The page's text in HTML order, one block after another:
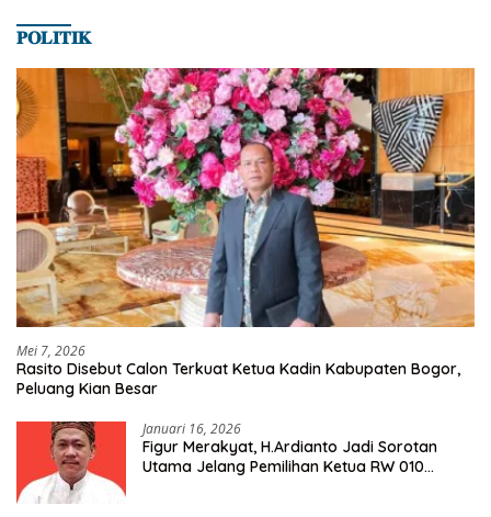
𝐏𝐎𝐋𝐈𝐓𝐈𝐊
Mei 7, 2026
Rasito Disebut Calon Terkuat Ketua Kadin Kabupaten Bogor,
Peluang Kian Besar
Januari 16, 2026
Figur Merakyat, H.Ardianto Jadi Sorotan
Utama Jelang Pemilihan Ketua RW 010